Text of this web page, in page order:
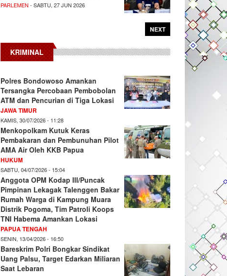
PARLEMEN - SABTU, 27 JUN 2026
NEXT
KRIMINAL
Polres Bondowoso Amankan
Tersangka Percobaan Pembobolan
ATM dan Pencurian di Tiga Lokasi
JAWA TIMUR
KAMIS, 30/07/2026 - 11:28
Menkopolkam Kutuk Keras
Pembakaran dan Pembunuhan Pilot
AMA Air Oleh KKB Papua
HUKUM
SABTU, 04/07/2026 - 15:04
Anggota OPM Kodap III/Puncak
Pimpinan Lekagak Talenggen Bakar
Rumah Warga di Kampung Muara
Distrik Pogoma, Tim Patroli Koops
TNI Habema Amankan Lokasi
PAPUA TENGAH
SENIN, 13/04/2026 - 16:50
Bareskrim Polri Bongkar Sindikat
Uang Palsu, Target Edarkan Miliaran
Saat Lebaran